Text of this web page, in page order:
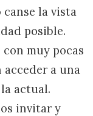
la vista
posible.
muy pocas
a una
actual.
invitar y